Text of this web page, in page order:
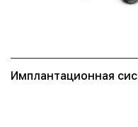
Имплантационная